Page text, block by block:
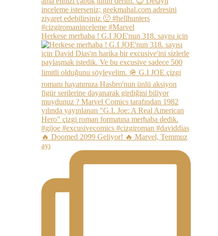
Herkese merhaba ! G.I JOE'nun 318. sayısı için
🔥 Doomed 2099 Geliyor! 🔥 Marvel, Temmuz
ayı